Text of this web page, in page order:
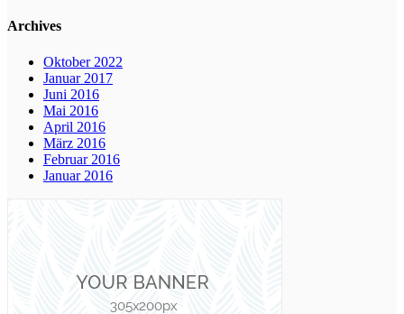
Archives
Oktober 2022
Januar 2017
Juni 2016
Mai 2016
April 2016
März 2016
Februar 2016
Januar 2016